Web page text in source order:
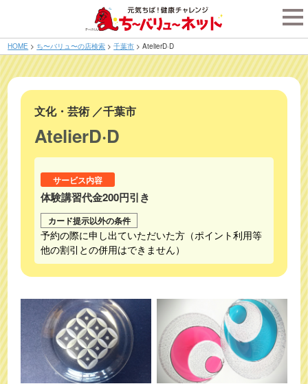
HOME > ち〜バリュ〜の店検索 >千葉市 >AtelierD·D
文化・芸術 ／千葉市
AtelierD·D
サービス内容
体験講習代金200円引き
カード提示以外の条件
予約の際に申し出ていただいた方（ポイント利用等
他の割引との併用はできません）